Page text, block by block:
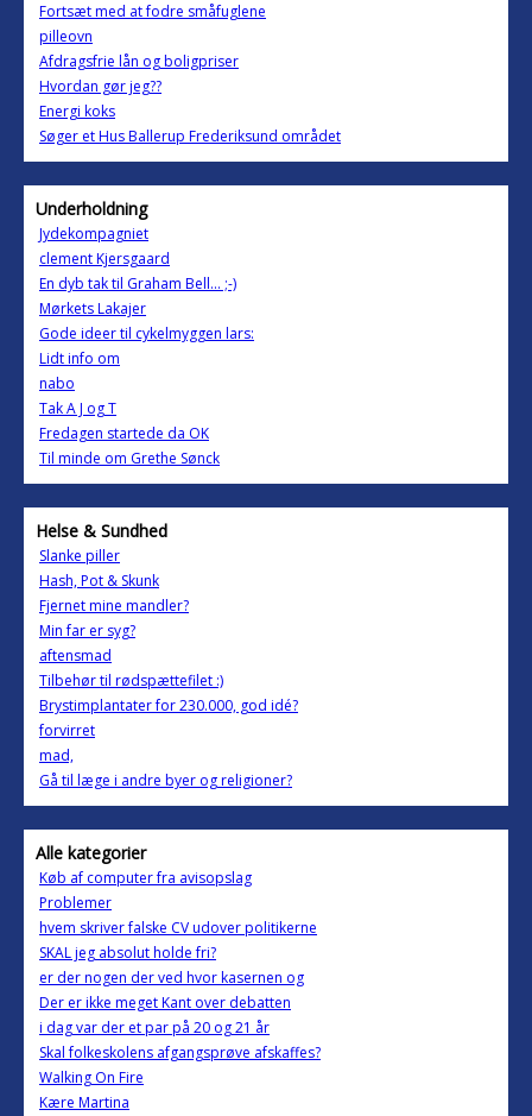
Fortsæt med at fodre småfuglene
pilleovn
Afdragsfrie lån og boligpriser
Hvordan gør jeg??
Energi koks
Søger et Hus Ballerup Frederiksund området
Underholdning
Jydekompagniet
clement Kjersgaard
En dyb tak til Graham Bell... ;-)
Mørkets Lakajer
Gode ideer til cykelmyggen lars:
Lidt info om
nabo
Tak A J og T
Fredagen startede da OK
Til minde om Grethe Sønck
Helse & Sundhed
Slanke piller
Hash, Pot & Skunk
Fjernet mine mandler?
Min far er syg?
aftensmad
Tilbehør til rødspættefilet :)
Brystimplantater for 230.000, god idé?
forvirret
mad,
Gå til læge i andre byer og religioner?
Alle kategorier
Køb af computer fra avisopslag
Problemer
hvem skriver falske CV udover politikerne
SKAL jeg absolut holde fri?
er der nogen der ved hvor kasernen og
Der er ikke meget Kant over debatten
i dag var der et par på 20 og 21 år
Skal folkeskolens afgangsprøve afskaffes?
Walking On Fire
Kære Martina